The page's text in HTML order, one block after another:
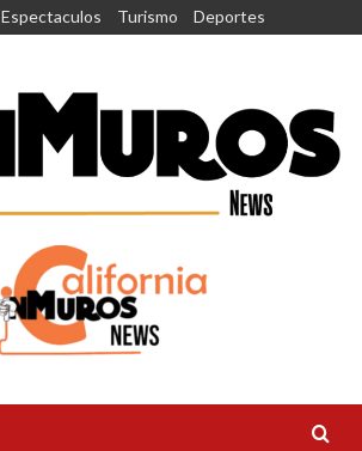
Espectaculos Turismo Deportes